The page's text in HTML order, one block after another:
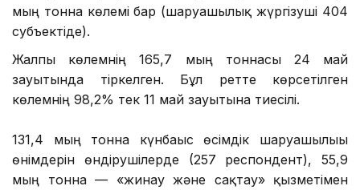
мың тонна көлемі бар (шаруашылық жүргізуші 404
субъектіде).
Жалпы көлемнің 165,7 мың тоннасы 24 май
зауытында тіркелген. Бұл ретте көрсетілген
көлемнің 98,2% тек 11 май зауытына тиесілі.
131,4 мың тонна күнбағыс өсімдік шаруашылығы
өнімдерін өндірушілерде (257 респондент), 55,9
мың тонна — «жинау және сақтау» қызметімен